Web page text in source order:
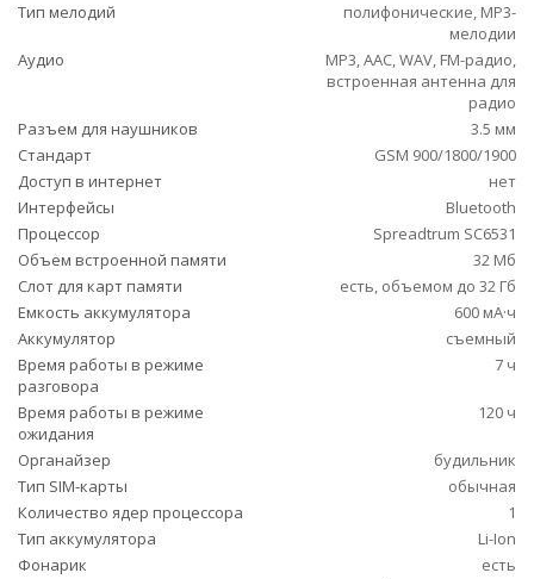
Тип мелодий
полифонические, MP3-
мелодии
Аудио
MP3, AAC, WAV, FM-радио,
встроенная антенна для
радио
Разъем для наушников
3.5 мм
Стандарт
GSM 900/1800/1900
Доступ в интернет
нет
Интерфейсы
Bluetooth
Процессор
Spreadtrum SC6531
Объем встроенной памяти
32 Мб
Слот для карт памяти
есть, объемом до 32 Гб
Емкость аккумулятора
600 мА·ч
Аккумулятор
съемный
Время работы в режиме
разговора
7 ч
Время работы в режиме
ожидания
120 ч
Органайзер
будильник
Тип SIM-карты
обычная
Количество ядер процессора
1
Тип аккумулятора
Li-Ion
Фонарик
есть